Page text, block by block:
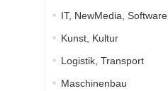
IT, NewMedia, Software
Kunst, Kultur
Logistik, Transport
Maschinenbau